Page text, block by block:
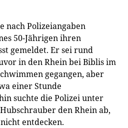
nach Polizeiangaben
50-Jährigen ihren
gemeldet. Er sei rund
in den Rhein bei Biblis im
gegangen, aber
einer Stunde
suchte die Polizei unter
den Rhein ab,
entdecken.